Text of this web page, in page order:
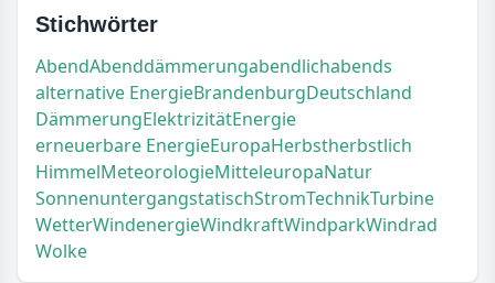
Stichwörter
AbendAbenddämmerungabendlichabends
alternative EnergieBrandenburgDeutschland
DämmerungElektrizitätEnergie
erneuerbare EnergieEuropaHerbstherbstlich
HimmelMeteorologieMitteleuropaNatur
SonnenuntergangstatischStromTechnikTurbine
WetterWindenergieWindkraftWindparkWindrad
Wolke